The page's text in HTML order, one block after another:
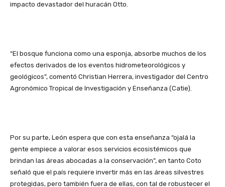
impacto devastador del huracán Otto.
“El bosque funciona como una esponja, absorbe muchos de los
efectos derivados de los eventos hidrometeorológicos y
geológicos”, comentó Christian Herrera, investigador del Centro
Agronómico Tropical de Investigación y Enseñanza (Catie).
Por su parte, León espera que con esta enseñanza “ojalá la
gente empiece a valorar esos servicios ecosistémicos que
brindan las áreas abocadas a la conservación”, en tanto Coto
señaló que el país requiere invertir más en las áreas silvestres
protegidas, pero también fuera de ellas, con tal de robustecer el